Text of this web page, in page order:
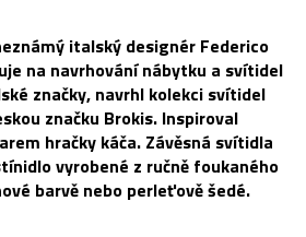
italský designér Federico
na navrhování nábytku a svítidel
značky, navrhl kolekci svítidel
značku Brokis. Inspiroval
hračky káča. Závěsná svítidla
vyrobené z ručně foukaného
barvě nebo perleťově šedé.